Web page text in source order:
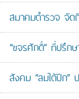
สมาคมตำรวจ จัด
“ขจรศักดิ์” ที่ปรึก
สังคม “ลมใต้ปีก”